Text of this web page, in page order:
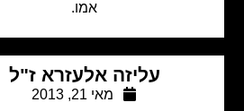
עליזה אלעזרא ז"ל
מאי 21, 2013